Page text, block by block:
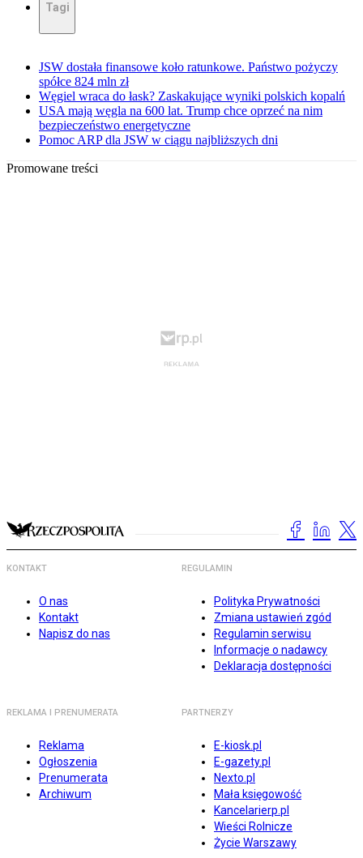
Tagi
JSW dostała finansowe koło ratunkowe. Państwo pożyczy
spółce 824 mln zł
Węgiel wraca do łask? Zaskakujące wyniki polskich kopalń
USA mają węgla na 600 lat. Trump chce oprzeć na nim
bezpieczeństwo energetyczne
Pomoc ARP dla JSW w ciągu najbliższych dni
Promowane treści
KONTAKT
O nas
Kontakt
Napisz do nas
REGULAMIN
Polityka Prywatności
Zmiana ustawień zgód
Regulamin serwisu
Informacje o nadawcy
Deklaracja dostępności
REKLAMA I PRENUMERATA
Reklama
Ogłoszenia
Prenumerata
Archiwum
PARTNERZY
E-kiosk.pl
E-gazety.pl
Nexto.pl
Mała księgowość
Kancelarierp.pl
Wieści Rolnicze
Życie Warszawy